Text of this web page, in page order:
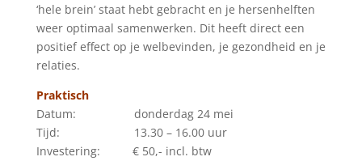
‘hele brein’ staat hebt gebracht en je hersenhelften
weer optimaal samenwerken. Dit heeft direct een
positief effect op je welbevinden, je gezondheid en je
relaties.
Praktisch
Datum: donderdag 24 mei
Tijd: 13.30 – 16.00 uur
Investering: € 50,- incl. btw